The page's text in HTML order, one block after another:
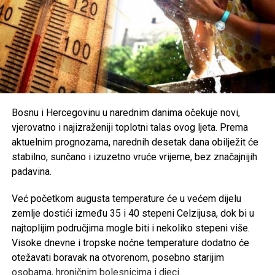
najtoplijem dijelu dana, nošenje lagane i svijetle odjeće te
zaštita od direktnog sunčevog zračenja.
Poseban oprez savjetuje sestarijim osobama, djeci,
hroničnim bolesnicima i svima koji rade na otvorenom,
uz preporuku da se pridržavaju savjeta ljekara i, ukoliko je
moguće, borave u rashlađenim prostorijama tokom
najtoplijeg dijela dana.
Share Post
Share
Tweet Share
Bosnu i Hercegovinu u narednim danima očekuje novi,
vjerovatno i najizraženiji toplotni talas ovog ljeta. Prema
aktuelnim prognozama, narednih desetak dana obilježit će
stabilno, sunčano i izuzetno vruće vrijeme, bez značajnijih
padavina.
Već početkom augusta temperature će u većem dijelu
zemlje dostići između 35 i 40 stepeni Celzijusa, dok bi u
najtoplijim područjima mogle biti i nekoliko stepeni više.
Visoke dnevne i tropske noćne temperature dodatno će
otežavati boravak na otvorenom, posebno starijim
osobama, hroničnim bolesnicima i djeci.